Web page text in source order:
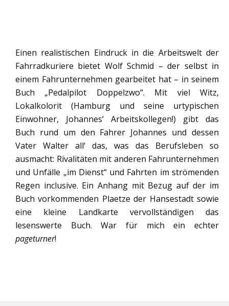
Einen realistischen Eindruck in die Arbeitswelt der
Fahrradkuriere bietet Wolf Schmid – der selbst in
einem Fahrunternehmen gearbeitet hat – in seinem
Buch „Pedalpilot Doppelzwo“. Mit viel Witz,
Lokalkolorit (Hamburg und seine urtypischen
Einwohner, Johannes‘ Arbeitskollegen!) gibt das
Buch rund um den Fahrer Johannes und dessen
Vater Walter all‘ das, was das Berufsleben so
ausmacht: Rivalitäten mit anderen Fahrunternehmen
und Unfälle „im Dienst“ und Fahrten im strömenden
Regen inclusive. Ein Anhang mit Bezug auf der im
Buch vorkommenden Plaetze der Hansestadt sowie
eine kleine Landkarte vervollständigen das
lesenswerte Buch. War für mich ein echter
pageturner!